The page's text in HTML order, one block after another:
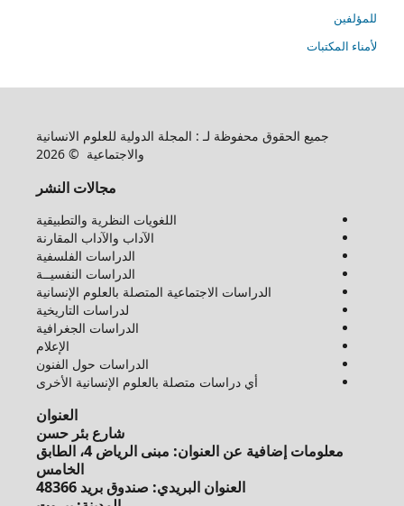
للمؤلفين
لأمناء المكتبات
جميع الحقوق محفوظة لـ : المجلة الدولية للعلوم الانسانية
والاجتماعية © 2026
مجالات النشر
اللغويات النظرية والتطبيقية
الآداب والآداب المقارنة
الدراسات الفلسفية
الدراسات النفسيــة
الدراسات الاجتماعية المتصلة بالعلوم الإنسانية
لدراسات التاريخية
الدراسات الجغرافية
الإعلام
الدراسات حول الفنون
أي دراسات متصلة بالعلوم الإنسانية الأخرى
العنوان
شارع بئر حسن
معلومات إضافية عن العنوان: مبنى الرياض 4، الطابق
الخامس
العنوان البريدي: صندوق بريد 48366